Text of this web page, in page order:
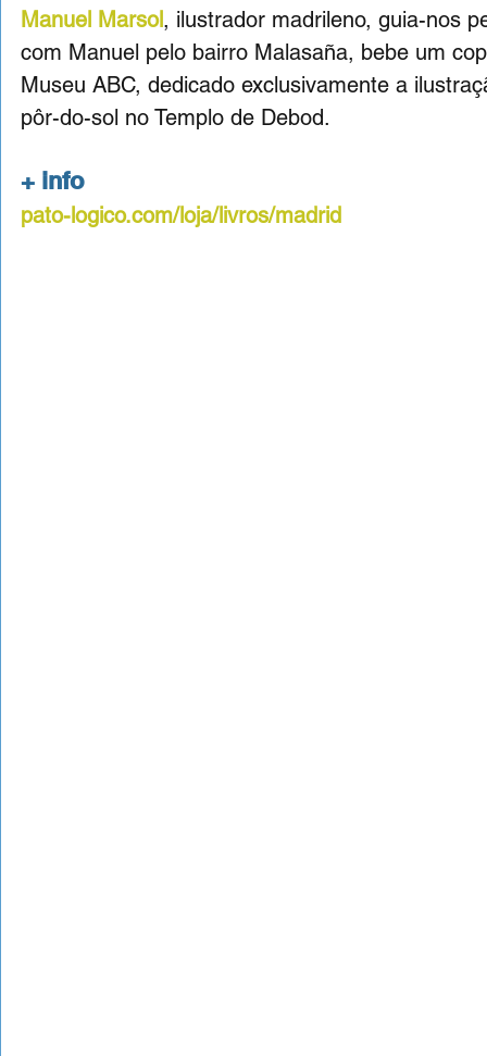
Manuel Marsol, ilustrador madrileno, guia-nos
com Manuel pelo bairro Malasaña, bebe um
Museu ABC, dedicado exclusivamente a
pôr-do-sol no Templo de Debod.
+ info
pato-logico.com/loja/livros/madrid